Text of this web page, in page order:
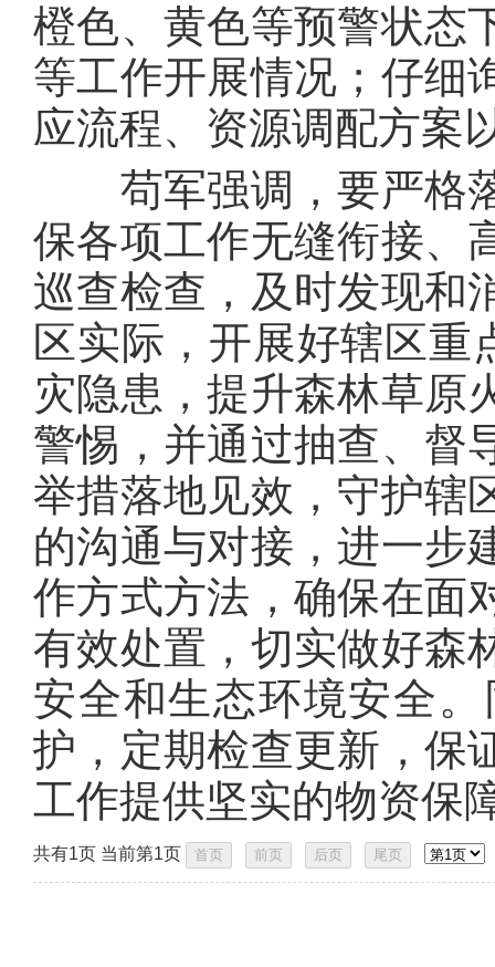
橙色、黄色等预警状态
等工作开展情况；仔细
应流程、资源调配方案
苟军强调，要严格落
保各项工作无缝衔接、
巡查检查，及时发现和
区实际，开展好辖区重
灾隐患，提升森林草原
警惕，并通过抽查、督
举措落地见效，守护辖
的沟通与对接，进一步
作方式方法，确保在面
有效处置，切实做好森
安全和生态环境安全
护，定期检查更新，保
工作提供坚实的物资保
共有1页 当前第1页